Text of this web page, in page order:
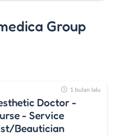
Group
Doctor -
- Service
Beautician
1 bulan lalu